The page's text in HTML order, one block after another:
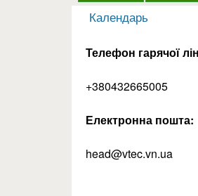
Ви є тут
Календарь
Телефон гарячої
+380432665005
Електронна пошта:
head@vtec.vn.ua